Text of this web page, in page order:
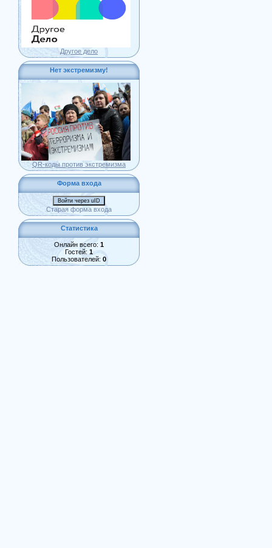
Другое дело
Нет экстремизму!
QR-коды против экстремизма
Форма входа
Войти через uID
Старая форма входа
Статистика
Онлайн всего: 1
Гостей: 1
Пользователей: 0